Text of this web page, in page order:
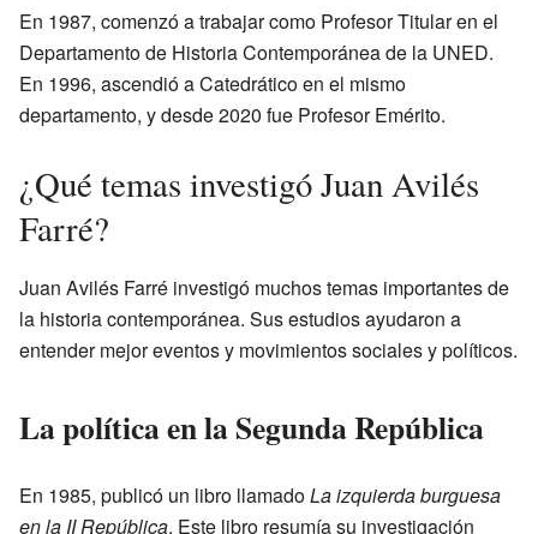
En 1987, comenzó a trabajar como Profesor Titular en el
Departamento de Historia Contemporánea de la UNED.
En 1996, ascendió a Catedrático en el mismo
departamento, y desde 2020 fue Profesor Emérito.
¿Qué temas investigó Juan Avilés
Farré?
Juan Avilés Farré investigó muchos temas importantes de
la historia contemporánea. Sus estudios ayudaron a
entender mejor eventos y movimientos sociales y políticos.
La política en la Segunda República
En 1985, publicó un libro llamadoLa izquierda burguesa
en la II República. Este libro resumía su investigación